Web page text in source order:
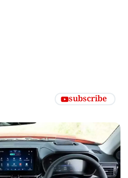
subscribe